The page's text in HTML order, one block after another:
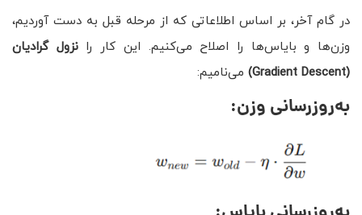
در گام آخر، بر اساس اطلاعاتی که از مرحله قبل به دست آوردیم،
وزن‌ها و بایاس‌ها را اصلاح می‌کنیم. این کار رانزول گرادیان
(Gradient Descent)
می‌نامیم:
به‌روزرسانی وزن: